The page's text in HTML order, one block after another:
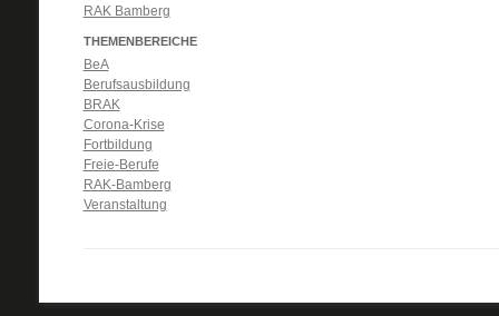
RAK Bamberg
THEMENBEREICHE
BeA
Berufsausbildung
BRAK
Corona-Krise
Fortbildung
Freie-Berufe
RAK-Bamberg
Veranstaltung